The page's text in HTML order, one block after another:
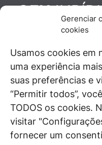
Gerenciar
cookies
Usamos cookies em
uma experiência
suas preferências e
“Permitir todos”,
TODOS os cookies.
visitar
fornecer um
GEN
De maneira
juristas e
diante de questões
universo jurídico.